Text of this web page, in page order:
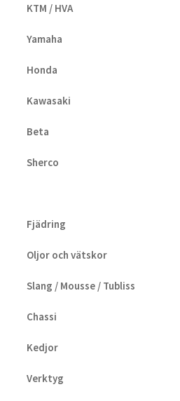
KTM / HVA
Yamaha
Honda
Kawasaki
Beta
Sherco
Fjädring
Oljor och vätskor
Slang / Mousse / Tubliss
Chassi
Kedjor
Verktyg